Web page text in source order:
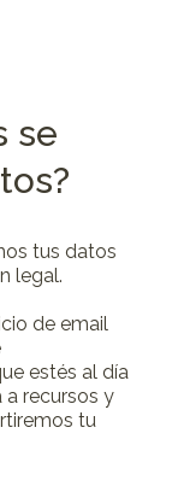
se
tus datos
legal.
de email
estés al día
recursos y
tu